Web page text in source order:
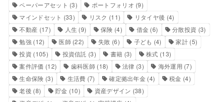
ペーパーアセット (3) ポートフォリオ (9)
マインドセット (33) リスク (11) リタイヤ後 (4)
不動産 (17) 人生 (9) 保険 (4) 借金 (6) 分散投資 (3)
勉強 (12) 医師(22) 失敗 (6) 子ども (4) 家計(5)
投資 (105) 投資信託 (3) 書籍 (3) 株式 (13)
案件評価 (12) 歯科医師 (18) 法律 (3) 海外運用 (7)
生命保険 (3) 生活費 (7) 確定拠出年金 (4) 税金 (4)
老後 (8) 貯金 (10) 資産デザイン (38)